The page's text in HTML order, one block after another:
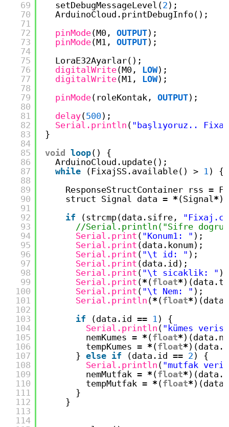
69
70
71
72
73
74
75
76
77
78
79
80
81
82
83
84
85
86
87
88
89
90
91
92
93
94
95
96
97
98
99
100
101
102
103
104
105
106
107
108
109
110
111
112
113
114
setDebugMessageLevel(2 );
ArduinoCloud.printDebugInfo();
pinMode(M0, OUTPUT);
pinMode(M1, OUTPUT);
LoraE32Ayarlar();
digitalWrite(M0, LOW);
digitalWrite(M1, LOW);
pinMode(roleKontak, OUTPUT);
delay(500);
Serial.println ( "başlıyoruz..
}
void
loop() {
ArduinoCloud.update();
while
(FixajSS.available() > 1 ) {
ResponseStructContainer rss =
struct Signal data = * (Signal*
if
(strcmp(data.sifre,
//Serial.println("Sifre
Serial.print ( "Konum1: " );
Serial.print (data.konum);
Serial.print ( "\t id: " );
Serial.print (data.id);
Serial.print ( "\t sicaklik: " );
Serial.print (* (float*
Serial.print ( "\t Nem: " );
Serial.println (* (float*
if
(data.id == 1 ) {
Serial.println ( "kümes
nemKumes = * (float*
tempKumes = * (float*
} else if (data.id == 2 ) {
Serial.println ( "mutfak
nemMutfak = * (float*
tempMutfak = * (float*
}
}